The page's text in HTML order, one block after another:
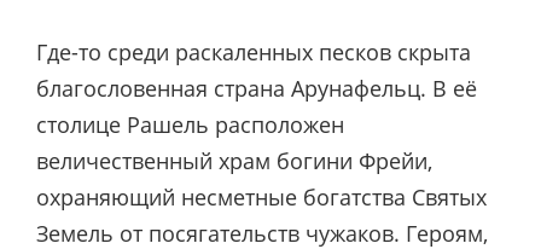
Где-то среди раскаленных песков скрыта
благословенная страна Арунафельц. В её
столице Рашель расположен
величественный храм богини Фрейи,
охраняющий несметные богатства Святых
Земель от посягательств чужаков. Героям,